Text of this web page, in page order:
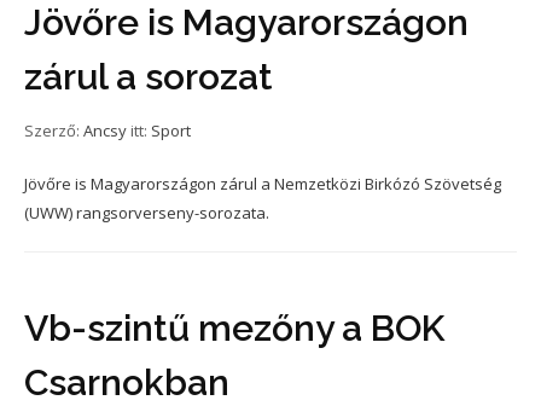
Jövőre is Magyarországon
zárul a sorozat
Szerző: Ancsy itt: Sport
Jövőre is Magyarországon zárul a Nemzetközi Birkózó Szövetség
(UWW) rangsorverseny-sorozata.
Vb-szintű mezőny a BOK
Csarnokban